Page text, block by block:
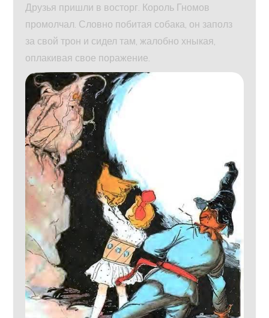
Друзья пришли в восторг. Король Гномов
промолчал. Словно побитая собака, он заполз
за свой трон и сидел там, жалобно хныкая,
оплакивая свое поражение.